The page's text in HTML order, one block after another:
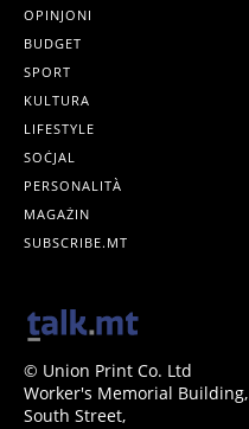
OPINJONI
BUDGET
SPORT
KULTURA
LIFESTYLE
SOĊJAL
PERSONALITÀ
MAGAŻIN
SUBSCRIBE.MT
© Union Print Co. Ltd
Worker's Memorial Building,
South Street,